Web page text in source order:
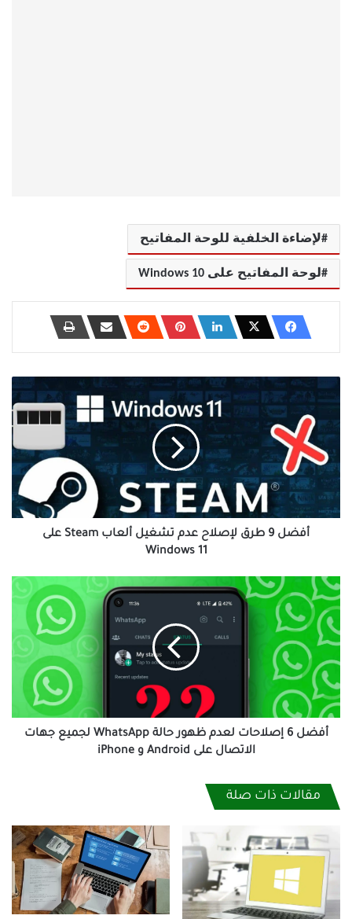
لإضاءة الخلفية للوحة المفاتيح
لوحة المفاتيح على Windows 10
9
لإصلاح
عدم
تشغيل
ألعاب
Steam
على
Windows
أفضل 9 طرق لإصلاح عدم تشغيل ألعاب Steam على
Windows 11
أفضل
6
إصلاحات
لعدم
ظهور
حالة
WhatsApp
لجميع
جهات
الاتصال
iPhone
أفضل 6 إصلاحات لعدم ظهور حالة WhatsApp لجميع جهات
الاتصال على Android و iPhone
مقالات ذات صلة